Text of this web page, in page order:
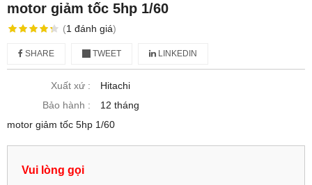
motor giảm tốc 5hp 1/60
(1 đánh giá)
SHARE TWEET LINKEDIN
Xuất xứ :
Hitachi
Bảo hành :
12 tháng
motor giảm tốc 5hp 1/60
Vui lòng gọi